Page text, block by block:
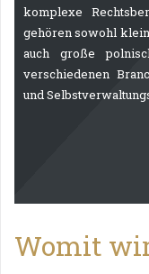
komplexe
gehören sowohl
auch große
verschiedenen
und
Womit